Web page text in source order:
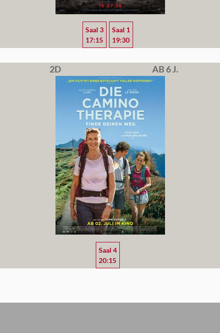
Saal 3
17:15
Saal 1
19:30
2D AB 6 J.
Saal 4
20:15